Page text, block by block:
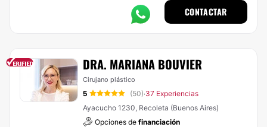
CONTACTAR
DRA. MARIANA BOUVIER
Cirujano plástico
5 (50)·37 Experiencias
Ayacucho 1230, Recoleta (Buenos Aires)
Opciones de financiación